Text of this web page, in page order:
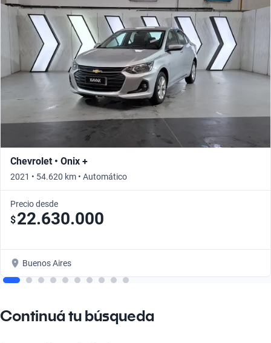
Chevrolet • Onix +
2021 • 54.620 km • Automático
Precio desde
$22.630.000
Buenos Aires
Continuá tu búsqueda